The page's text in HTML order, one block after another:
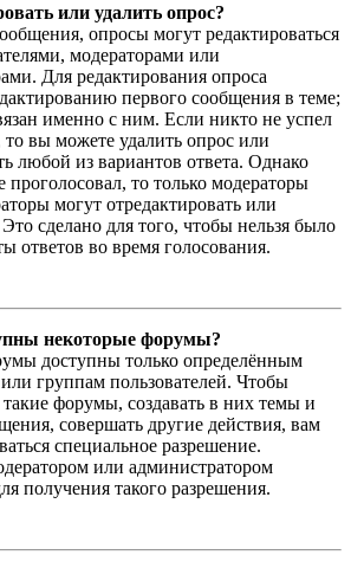
или удалить опрос?
опросы могут редактироваться
модераторами или
Для редактирования опроса
первого сообщения в теме;
именно с ним. Если никто не успел
то вы можете удалить опрос или
любой из вариантов ответа. Однако
проголосовал, то только модераторы
могут отредактировать или
сделано для того, чтобы нельзя было
ответов во время голосования.
некоторые форумы?
доступны только определённым
группам пользователей. Чтобы
такие форумы, создавать в них темы и
совершать другие действия, вам
специальное разрешение.
или администратором
получения такого разрешения.